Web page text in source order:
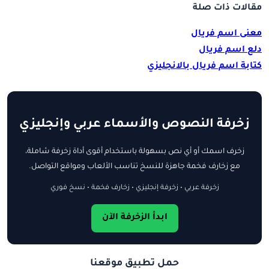
مقالات ذات صلة
معنى اسم فريال
دلع اسم فريال
كتابة اسم فريال بالانجليزي
زخرفة النصوص والأسماء عربي وإنجليزي
زخرف اسمك أو أي نص بسهولة باستخدام أقوى أداة زخرفة شاملة،
مع زخارف فخمة جاهزة للنسخ تناسب الألعاب ومواقع التواصل.
زخرفة عربي • زخرفة إنجليزي • زخارف فخمة • نسخ فوري
ابدأ الزخرفة الآن
حمل تطبيق موقعنا